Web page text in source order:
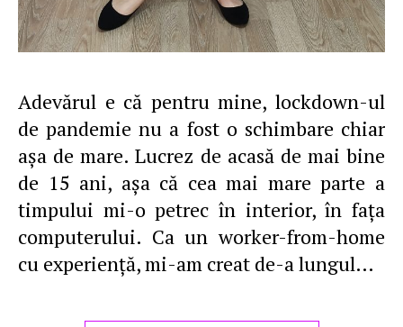
Adevărul e că pentru mine, lockdown-ul
de pandemie nu a fost o schimbare chiar
aşa de mare. Lucrez de acasă de mai bine
de 15 ani, aşa că cea mai mare parte a
timpului mi-o petrec în interior, în faţa
computerului. Ca un worker-from-home
cu experienţă, mi-am creat de-a lungul…